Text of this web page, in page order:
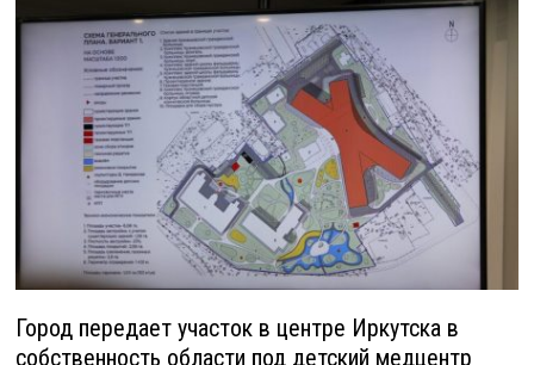
Город передает участок в центре Иркутска в
собственность области под детский медцентр